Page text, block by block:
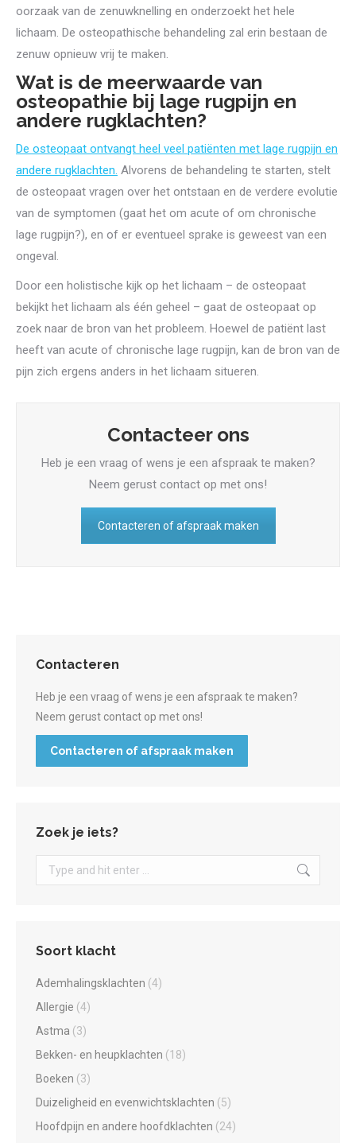
oorzaak van de zenuwknelling en onderzoekt het hele
lichaam. De osteopathische behandeling zal erin bestaan de
zenuw opnieuw vrij te maken.
Wat is de meerwaarde van
osteopathie bij lage rugpijn en
andere rugklachten?
De osteopaat ontvangt heel veel patiënten met lage rugpijn en
andere rugklachten. Alvorens de behandeling te starten, stelt
de osteopaat vragen over het ontstaan en de verdere evolutie
van de symptomen (gaat het om acute of om chronische
lage rugpijn?), en of er eventueel sprake is geweest van een
ongeval.
Door een holistische kijk op het lichaam – de osteopaat
bekijkt het lichaam als één geheel – gaat de osteopaat op
zoek naar de bron van het probleem. Hoewel de patiënt last
heeft van acute of chronische lage rugpijn, kan de bron van de
pijn zich ergens anders in het lichaam situeren.
Contacteer ons
Heb je een vraag of wens je een afspraak te maken?
Neem gerust contact op met ons!
Contacteren of afspraak maken
Contacteren
Heb je een vraag of wens je een afspraak te maken?
Neem gerust contact op met ons!
Contacteren of afspraak maken
Zoek je iets?
Search:
Soort klacht
Ademhalingsklachten (4)
Allergie (4)
Astma (3)
Bekken- en heupklachten (18)
Boeken (3)
Duizeligheid en evenwichtsklachten (5)
Hoofdpijn en andere hoofdklachten (24)